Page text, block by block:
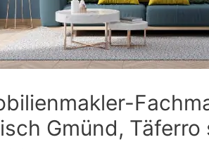
Gmünd, Täferro